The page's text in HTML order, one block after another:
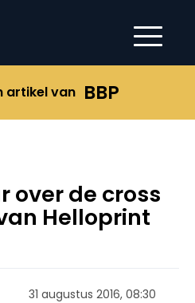
artikel van BBP
over de cross
Helloprint
31 augustus 2016, 08:30